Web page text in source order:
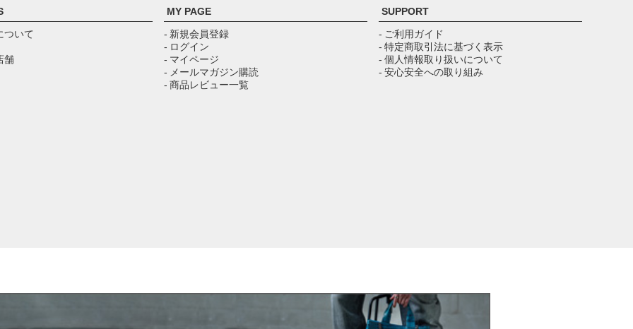
ップ
ついて
舗
MY PAGE
- 新規会員登録
- ログイン
- マイページ
- メールマガジン購読
- 商品レビュー一覧
SUPPORT
- ご利用ガイド
- 特定商取引法に基づく表示
- 個人情報取り扱いについて
- 安心安全への取り組み